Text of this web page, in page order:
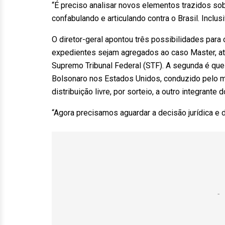
“É preciso analisar novos elementos trazidos
confabulando e articulando contra o Brasil.
O diretor-geral apontou três possibilidades
expedientes sejam agregados ao caso Master,
Supremo Tribunal Federal (STF). A segunda é
Bolsonaro nos Estados Unidos, conduzido pelo
distribuição livre, por sorteio, a outro integrante
“Agora precisamos aguardar a decisão jurídica